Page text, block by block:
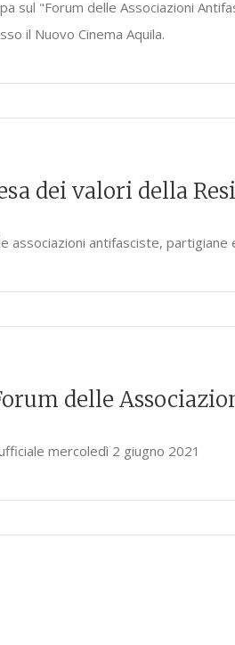
sul "Forum delle Associazioni
il Nuovo Cinema Aquila.
dei valori della
associazioni antifasciste,
delle
mercoledì 2 giugno 2021